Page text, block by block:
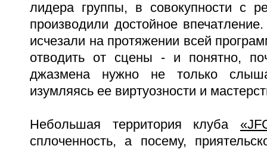
лидера группы, в совокупности с
производили достойное
исчезали на протяжении всей
отводить от сцены - и понятно,
джазмена нужно не только
изумляясь ее виртуозности и
Небольшая территория клуба
сплоченность, а посему,